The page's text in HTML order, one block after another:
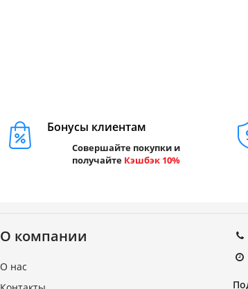
Бонусы клиентам
Совершайте покупки и
получайте Кэшбэк 10%
О компании
О нас